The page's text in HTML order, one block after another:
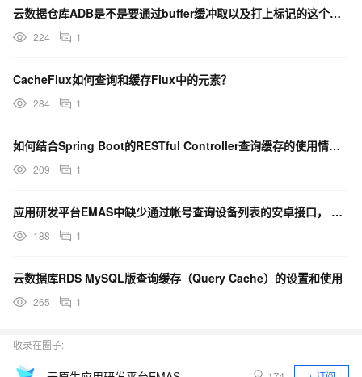
云数据仓库ADB是不是要通过buffer缓冲取以及打上标记的这个缓存数据来查询才能查询到最新数据呢？
224 1
CacheFlux如何查询和缓存Flux中的元素？
284 1
如何结合Spring Boot的RESTful Controller查询缓存的使用情况？
209 1
应用研发平台EMAS中缺少通过帐号查询设备列表的安卓接口， 这个问题怎么解决？
188 1
云数据库RDS MySQL版查询缓存（Query Cache）的设置和使用
265 1
收录在圈子: